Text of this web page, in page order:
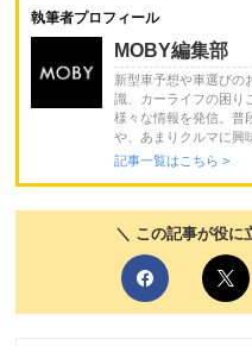
執筆者プロフィール
MOBY編集部
新型車予想や車選びの
識、カーライフの困り
様々な情報を発信。普
や、あまりクルマに興
記事一覧はこちら >
＼ この記事が役に